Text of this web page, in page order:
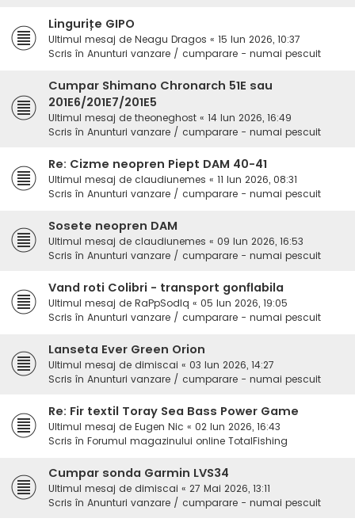
Lingurițe GIPO
Ultimul mesaj de Neagu Dragos « 15 Iun 2026, 10:37
Scris în Anunturi vanzare / cumparare - numai pescuit
Cumpar Shimano Chronarch 51E sau
201E6/201E7/201E5
Ultimul mesaj de theoneghost « 14 Iun 2026, 16:49
Scris în Anunturi vanzare / cumparare - numai pescuit
Re: Cizme neopren Piept DAM 40-41
Ultimul mesaj de claudiunemes « 11 Iun 2026, 08:31
Scris în Anunturi vanzare / cumparare - numai pescuit
Sosete neopren DAM
Ultimul mesaj de claudiunemes « 09 Iun 2026, 16:53
Scris în Anunturi vanzare / cumparare - numai pescuit
Vand roti Colibri - transport gonflabila
Ultimul mesaj de RaPpSodIq « 05 Iun 2026, 19:05
Scris în Anunturi vanzare / cumparare - numai pescuit
Lanseta Ever Green Orion
Ultimul mesaj de dimiscai « 03 Iun 2026, 14:27
Scris în Anunturi vanzare / cumparare - numai pescuit
Re: Fir textil Toray Sea Bass Power Game
Ultimul mesaj de Eugen Nic « 02 Iun 2026, 16:43
Scris în Forumul magazinului online TotalFishing
Cumpar sonda Garmin LVS34
Ultimul mesaj de dimiscai « 27 Mai 2026, 13:11
Scris în Anunturi vanzare / cumparare - numai pescuit